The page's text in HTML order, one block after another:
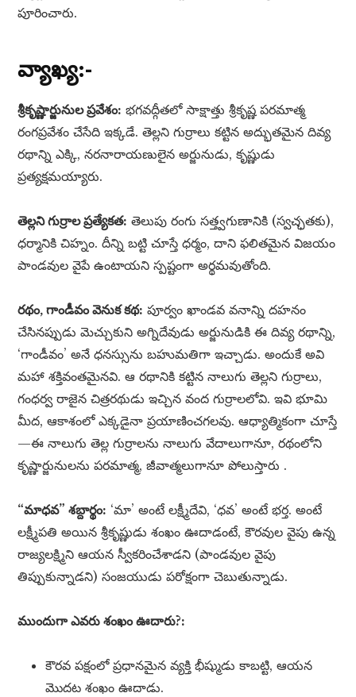
పూరించారు.
వ్యాఖ్య:-
శ్రీకృష్ణార్జునుల ప్రవేశం: భగవద్గీతలో సాక్షాత్తు శ్రీకృష్ణ పరమాత్మ
రంగప్రవేశం చేసేది ఇక్కడే. తెల్లని గుర్రాలు కట్టిన అద్భుతమైన దివ్య
రథాన్ని ఎక్కి, నరనారాయణులైన అర్జునుడు, కృష్ణుడు
ప్రత్యక్షమయ్యారు.
తెల్లని గుర్రాల ప్రత్యేకత: తెలుపు రంగు సత్త్వగుణానికి (స్వచ్ఛతకు),
ధర్మానికి చిహ్నం. దీన్ని బట్టి చూస్తే ధర్మం, దాని ఫలితమైన విజయం
పాండవుల వైపే ఉంటాయని స్పష్టంగా అర్థమవుతోంది.
రథం, గాండీవం వెనుక కథ: పూర్వం ఖాండవ వనాన్ని దహనం
చేసినప్పుడు మెచ్చుకుని అగ్నిదేవుడు అర్జునుడికి ఈ దివ్య రథాన్ని,
‘గాండీవం’ అనే ధనస్సును బహుమతిగా ఇచ్చాడు. అందుకే అవి
మహా శక్తివంతమైనవి. ఆ రథానికి కట్టిన నాలుగు తెల్లని గుర్రాలు,
గంధర్వ రాజైన చిత్రరథుడు ఇచ్చిన వంద గుర్రాలలోవి. ఇవి భూమి
మీద, ఆకాశంలో ఎక్కడైనా ప్రయాణించగలవు. ఆధ్యాత్మికంగా చూస్తే
—ఈ నాలుగు తెల్ల గుర్రాలను నాలుగు వేదాలుగానూ, రథంలోని
కృష్ణార్జునులను పరమాత్మ, జీవాత్మలుగానూ పోలుస్తారు .
“మాధవ” శబ్దార్థం: ‘మా’ అంటే లక్ష్మీదేవి, ‘ధవ’ అంటే భర్త. అంటే
లక్ష్మీపతి అయిన శ్రీకృష్ణుడు శంఖం ఊదాడంటే, కౌరవుల వైపు ఉన్న
రాజ్యలక్ష్మిని ఆయన స్వీకరించేశాడని (పాండవుల వైపు
తిప్పుకున్నాడని) సంజయుడు పరోక్షంగా చెబుతున్నాడు.
ముందుగా ఎవరు శంఖం ఊదారు?:
కౌరవ పక్షంలో ప్రధానమైన వ్యక్తి భీష్ముడు కాబట్టి, ఆయన
మొదట శంఖం ఊదాడు.